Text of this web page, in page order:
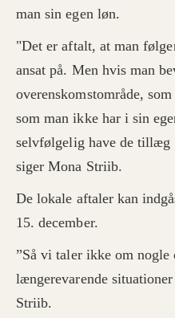
man sin egen løn.
"Det er aftalt, at man
ansat på. Men hvis man
overenskomstområde,
som man ikke har i sin
selvfølgelig have de tillæg
siger Mona Striib.
De lokale aftaler kan
15. december.
”Så vi taler ikke om nogle
længerevarende
Striib.